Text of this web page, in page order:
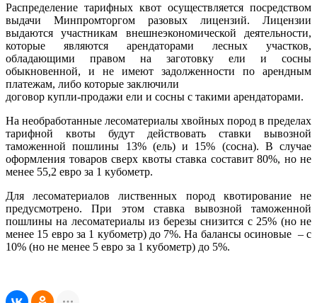
Распределение тарифных квот осуществляется посредством
выдачи Минпромторгом разовых лицензий. Лицензии
выдаются участникам внешнеэкономической деятельности,
которые являются арендаторами лесных участков,
обладающими правом на заготовку ели и сосны
обыкновенной, и не имеют задолженности по арендным
платежам, либо которые заключили
договор купли-продажи ели и сосны с такими арендаторами.
На необработанные лесоматериалы хвойных пород в пределах
тарифной квоты будут действовать ставки вывозной
таможенной пошлины 13% (ель) и 15% (сосна). В случае
оформления товаров сверх квоты ставка составит 80%, но не
менее 55,2 евро за 1 кубометр.
Для лесоматериалов лиственных пород квотирование не
предусмотрено. При этом ставка вывозной таможенной
пошлины на лесоматериалы из березы снизится с 25% (но не
менее 15 евро за 1 кубометр) до 7%. На балансы осиновые – с
10% (но не менее 5 евро за 1 кубометр) до 5%.